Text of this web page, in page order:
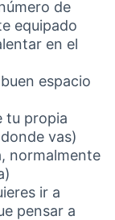
de
equipado
en el
espacio
tu propia
vas)
normalmente
ir a
pensar a